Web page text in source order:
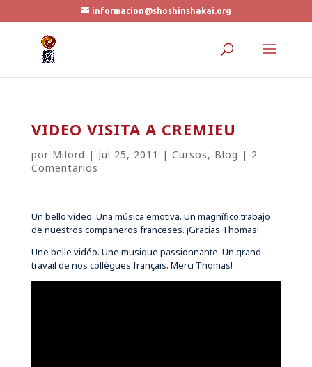
informacion@shoshinshakai.org
VIDEO VISITA A CREMIEU
por Milord | Jul 25, 2011 | Cursos, Blog | 2
Comentarios
Un bello vídeo. Una música emotiva. Un magnífico trabajo
de nuestros compañeros franceses. ¡Gracias Thomas!
Une belle vidéo. Une musique passionnante. Un grand
travail de nos collègues français. Merci Thomas!